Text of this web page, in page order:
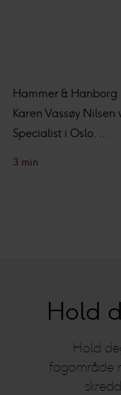
Hammer & Hanborg
Karen Vassøy
Specialist i Oslo. ...
3 min
Hold
Hold
fagområde